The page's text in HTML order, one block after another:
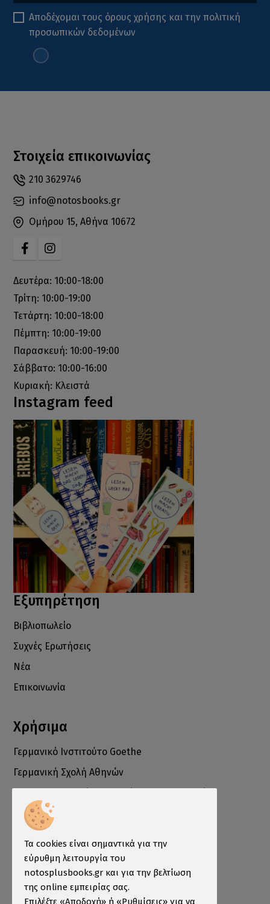
Αποδέχομαι τους όρους χρήσης και τηνπολιτική
προσωπικών δεδομένων
Στοιχεία επικοινωνίας
210 3629746
info@notosbooks.gr
Ομήρου 15, Αθήνα 10672
Δευτέρα: 10:00-18:00
Τρίτη: 10:00-19:00
Τετάρτη: 10:00-18:00
Πέμπτη: 10:00-19:00
Παρασκευή: 10:00-19:00
Σάββατο: 10:00-16:00
Κυριακή: Κλειστά
Instagram feed
Εξυπηρέτηση
Βιβλιοπωλείο
Συχνές Ερωτήσεις
Νέα
Επικοινωνία
Χρήσιμα
Γερμανικό Ινστιτούτο Goethe
Γερμανική Σχολή Αθηνών
Επιμελητήριο
Ινστιτούτο ÖSD Ελλάδας
Πληροφορίες
Τρόποι Παραγγελίας
Τρόποι Πληρωμής
Τα cookies είναι σημαντικά για την
εύρυθμη λειτουργία του
notosplusbooks.gr και για την βελτίωση
της online εμπειρίας σας.
Επιλέξτε «Αποδοχή» ή «Ρυθμίσεις» για να